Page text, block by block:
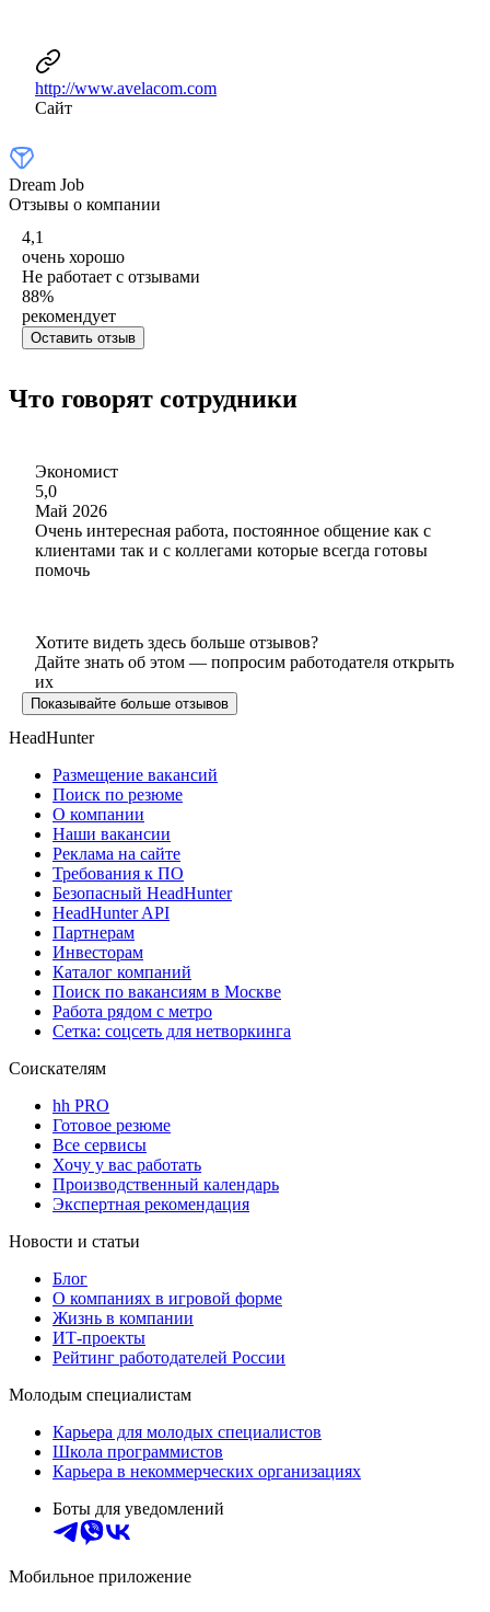
http://www.avelacom.com
Сайт
Dream Job
Отзывы о компании
4,1
очень хорошо
Не работает с отзывами
88%
рекомендует
Оставить отзыв
Что говорят сотрудники
Экономист
5,0
Май 2026
Очень интересная работа, постоянное общение как с
клиентами так и с коллегами которые всегда готовы
помочь
Хотите видеть здесь больше отзывов?
Дайте знать об этом — попросим работодателя открыть
их
Показывайте больше отзывов
HeadHunter
Размещение вакансий
Поиск по резюме
О компании
Наши вакансии
Реклама на сайте
Требования к ПО
Безопасный HeadHunter
HeadHunter API
Партнерам
Инвесторам
Каталог компаний
Поиск по вакансиям в Москве
Работа рядом с метро
Сетка: соцсеть для нетворкинга
Соискателям
hh PRO
Готовое резюме
Все сервисы
Хочу у вас работать
Производственный календарь
Экспертная рекомендация
Новости и статьи
Блог
О компаниях в игровой форме
Жизнь в компании
ИТ-проекты
Рейтинг работодателей России
Молодым специалистам
Карьера для молодых специалистов
Школа программистов
Карьера в некоммерческих организациях
Боты для уведомлений
Мобильное приложение